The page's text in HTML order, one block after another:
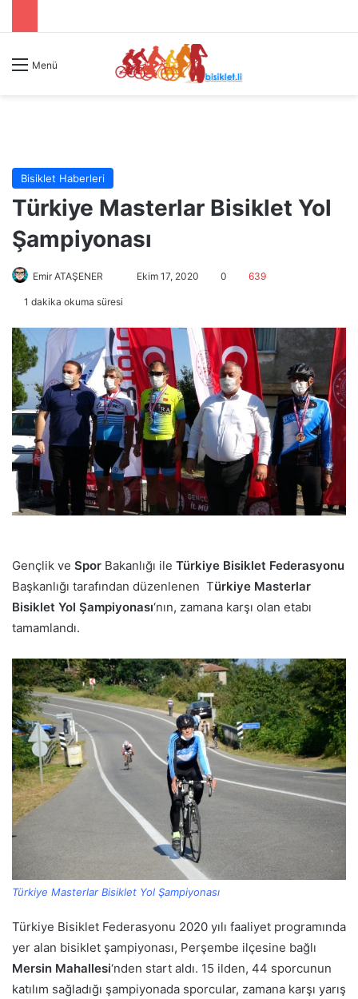
Menü
Bisiklet Haberleri
Türkiye Masterlar Bisiklet Yol
Şampiyonası
Emir ATAŞENER
e
-
p
o
s
t
a
g
r
m
e
Ekim 17, 2020 0 639
1 dakika okuma süresi
Gençlik ve Spor Bakanlığı ile Türkiye Bisiklet Federasyonu
Başkanlığı tarafından düzenlenen Türkiye Masterlar
Bisiklet Yol Şampiyonası‘nın, zamana karşı olan etabı
tamamlandı.
Türkiye Masterlar Bisiklet Yol Şampiyonası
Türkiye Bisiklet Federasyonu 2020 yılı faaliyet programında
yer alan bisiklet şampiyonası, Perşembe ilçesine bağlı
Mersin Mahallesi‘nden start aldı. 15 ilden, 44 sporcunun
katılım sağladığı şampiyonada sporcular, zamana karşı yarış